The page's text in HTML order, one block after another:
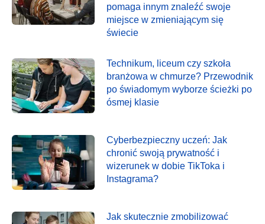
pomaga innym znaleźć swoje
miejsce w zmieniającym się
świecie
Technikum, liceum czy szkoła
branżowa w chmurze? Przewodnik
po świadomym wyborze ścieżki po
ósmej klasie
Cyberbezpieczny uczeń: Jak
chronić swoją prywatność i
wizerunek w dobie TikToka i
Instagrama?
Jak skutecznie zmobilizować